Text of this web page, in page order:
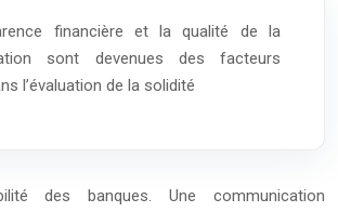
financière et la qualité de la
sont devenues des facteurs
l’évaluation de la solidité
des banques. Une communication